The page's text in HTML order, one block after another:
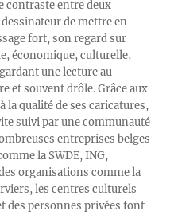
contraste entre deux
de mettre en
fort, son regard sur
économique, culturelle,
une lecture au
et souvent drôle. Grâce aux
la qualité de ses caricatures,
suivi par une communauté
entreprises belges
la SWDE, ING,
organisations comme la
les centres culturels
des personnes privées font